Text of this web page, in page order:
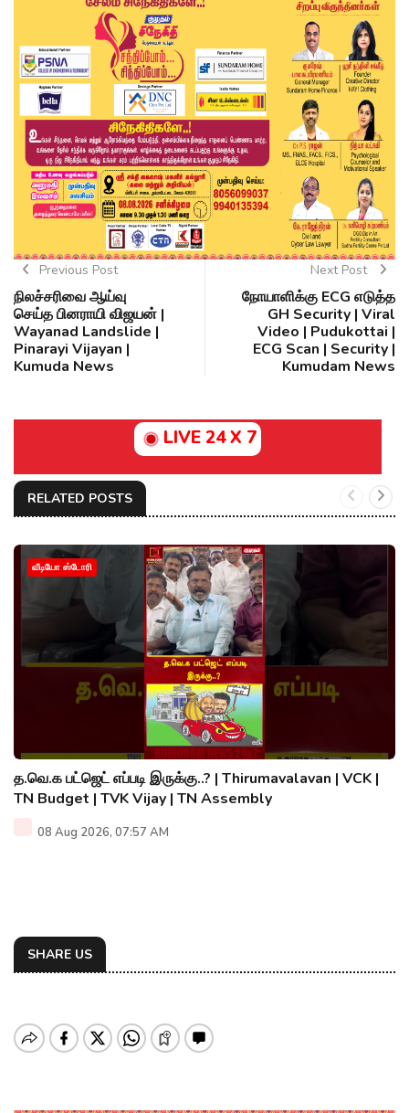
Previous Post
நிலச்சரிவை ஆய்வு
செய்த பினராயி விஜயன் |
Wayanad Landslide |
Pinarayi Vijayan |
Kumuda News
Next Post
நோயாளிக்கு ECG எடுத்த
GH Security | Viral
Video | Pudukottai |
ECG Scan | Security |
Kumudam News
LIVE 24 X 7
RELATED POSTS
வீடியோ ஸ்டோரி
த.வெ.க பட்ஜெட் எப்படி இருக்கு..? | Thirumavalavan | VCK |
TN Budget | TVK Vijay | TN Assembly
08 Aug 2026, 07:57 AM
SHARE US